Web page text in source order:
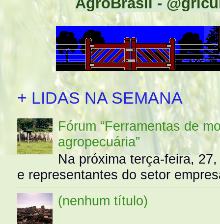
+ LIDAS NA SEMANA
Fórum “Ferramentas de
agropecuária”
Na próxima terça-feira,
e representantes do setor
(nenhum título)